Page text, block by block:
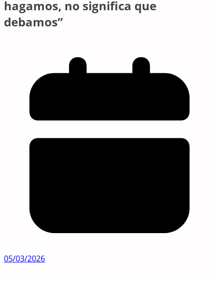
hagamos, no significa que
debamos”
05/03/2026